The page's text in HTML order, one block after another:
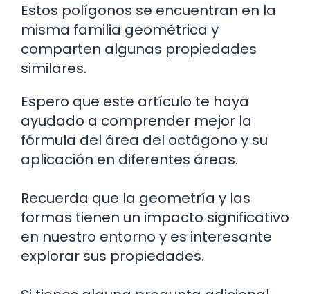
Estos polígonos se encuentran en la
misma familia geométrica y
comparten algunas propiedades
similares.
Espero que este artículo te haya
ayudado a comprender mejor la
fórmula del área del octágono y su
aplicación en diferentes áreas.
Recuerda que la geometría y las
formas tienen un impacto significativo
en nuestro entorno y es interesante
explorar sus propiedades.